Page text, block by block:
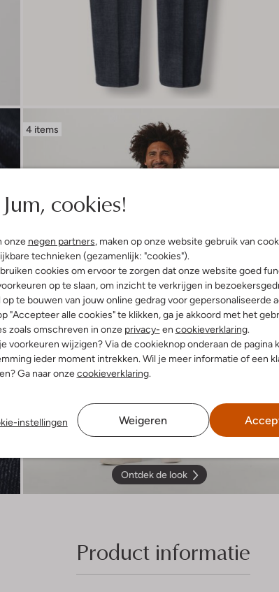
Jum, cookies!
onze negen partners, maken op onze website gebruik van
technieken (gezamenlijk: "cookies").
cookies om ervoor te zorgen dat onze website goed
op te slaan, om inzicht te verkrijgen in
op te bouwen van jouw online gedrag voor gepersonaliseerde
"Accepteer alle cookies" te klikken, ga je akkoord met het
zoals omschreven in onze privacy- en cookieverklaring.
voorkeuren wijzigen? Via de cookieknop onderaan de pagina
ieder moment intrekken. Wil je meer informatie of een
Ga naar onzecookieverklaring.
instellingen Weigeren
4 items
Ontdek de look
Product informatie